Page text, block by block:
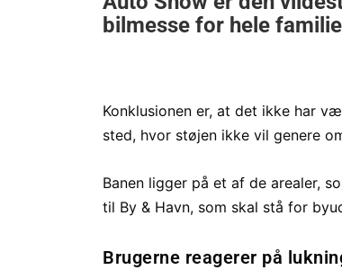
Konklusionen er, at det ikke har
sted, hvor støjen ikke vil genere
Banen ligger på et af de arealer,
til By & Havn, som skal stå for
Brugerne reagerer på